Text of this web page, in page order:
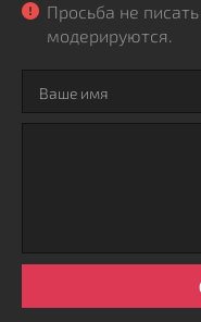
Просьба не
модерируются.